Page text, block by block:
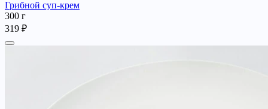
Грибной суп-крем
300 г
319 ₽